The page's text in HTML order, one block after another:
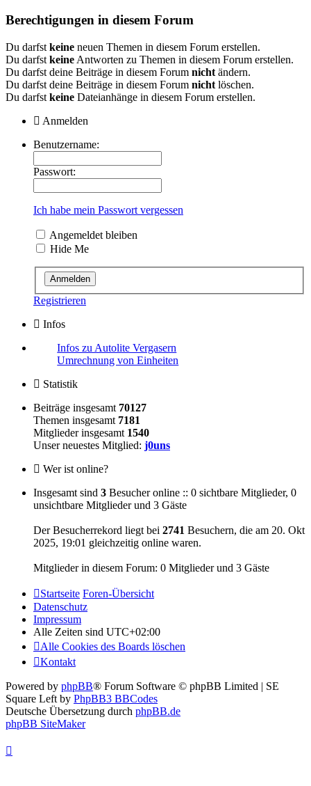
Berechtigungen in diesem Forum
Du darfst keine neuen Themen in diesem Forum erstellen.
Du darfst keine Antworten zu Themen in diesem Forum erstellen.
Du darfst deine Beiträge in diesem Forum nicht ändern.
Du darfst deine Beiträge in diesem Forum nicht löschen.
Du darfst keine Dateianhänge in diesem Forum erstellen.
Anmelden
Benutzername:
Passwort:
Ich habe mein Passwort vergessen
Angemeldet bleiben
Hide Me
Registrieren
Infos
Infos zu Autolite Vergasern
Umrechnung von Einheiten
Statistik
Beiträge insgesamt 70127
Themen insgesamt 7181
Mitglieder insgesamt 1540
Unser neuestes Mitglied: j0uns
Wer ist online?
Insgesamt sind 3 Besucher online :: 0 sichtbare Mitglieder, 0
unsichtbare Mitglieder und 3 Gäste
Der Besucherrekord liegt bei 2741 Besuchern, die am 20. Okt
2025, 19:01 gleichzeitig online waren.
Mitglieder in diesem Forum: 0 Mitglieder und 3 Gäste
Startseite Foren-Übersicht
Datenschutz
Impressum
Alle Zeiten sind UTC+02:00
Alle Cookies des Boards löschen
Kontakt
Powered by phpBB® Forum Software © phpBB Limited | SE
Square Left by PhpBB3 BBCodes
Deutsche Übersetzung durch phpBB.de
phpBB SiteMaker